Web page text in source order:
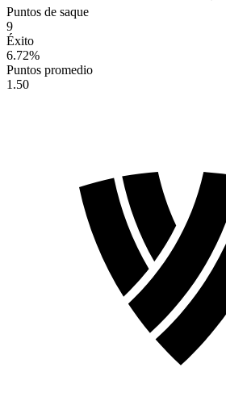
Puntos de saque
9
Éxito
6.72%
Puntos promedio
1.50